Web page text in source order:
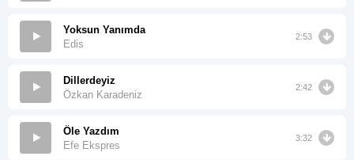
Yoksun Yanımda
Edis
2:53
Dillerdeyiz
Özkan Karadeniz
2:42
Öle Yazdım
Efe Ekspres
3:32